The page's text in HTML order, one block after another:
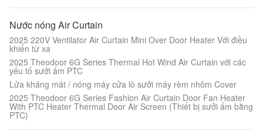
Nước nóng Air Curtain
2025 220V Ventilator Air Curtain Mini Over Door Heater Với điều
khiển từ xa
2025 Theodoor 6G Series Thermal Hot Wind Air Curtain với các
yếu tố sưởi ấm PTC
Lửa kháng mát / nóng máy cửa lò sưởi máy rèm nhôm Cover
2025 Theodoor 6G Series Fashion Air Curtain Door Fan Heater
With PTC Heater Thermal Door Air Screen (Thiết bị sưởi ấm bằng
PTC)